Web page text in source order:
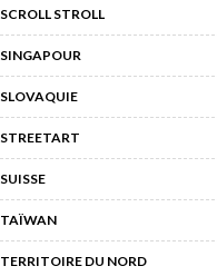
SCROLL STROLL
SINGAPOUR
SLOVAQUIE
STREETART
SUISSE
TAÏWAN
TERRITOIRE DU NORD